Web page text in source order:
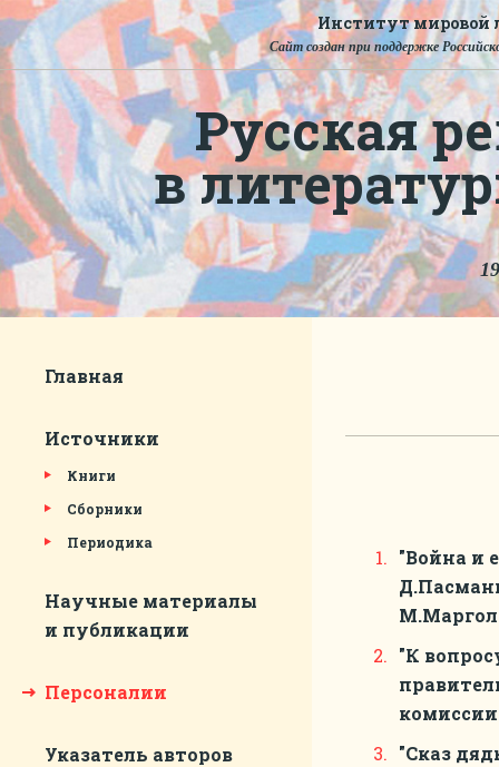
Институт мировой
Сайт создан при поддержке
Русская
в
Главная
Источники
Книги
Сборники
Периодика
Научные материалы
и публикации
Персоналии
Указатель авторов
"Война и
"К
комиссии
"Сказ